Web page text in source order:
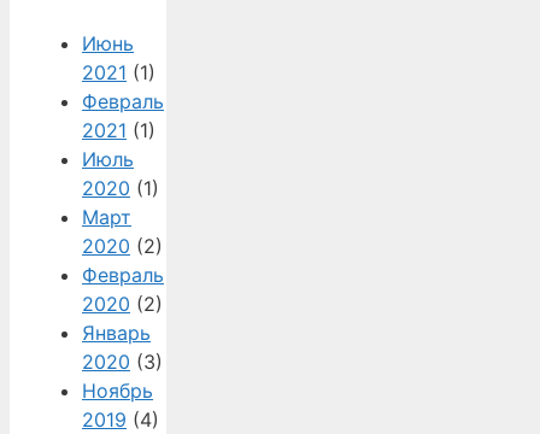
Июнь
2021 (1)
Февраль
2021 (1)
Июль
2020 (1)
Март
2020 (2)
Февраль
2020 (2)
Январь
2020 (3)
Ноябрь
2019 (4)